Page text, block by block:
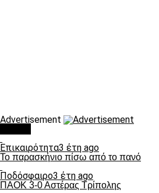
Advertisement
Επικαιρότητα3 έτη ago
Το παρασκήνιο πίσω από το πανό
Ποδόσφαιρο3 έτη ago
ΠΑΟΚ 3-0 Αστέρας Τρίπολης